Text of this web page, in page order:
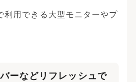
利用できる大型モニターやプ
ーなどリフレッシュで